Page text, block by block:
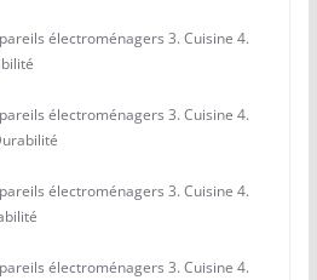
électroménagers 3. Cuisine 4.
électroménagers 3. Cuisine 4.
électroménagers 3. Cuisine 4.
électroménagers 3. Cuisine 4.